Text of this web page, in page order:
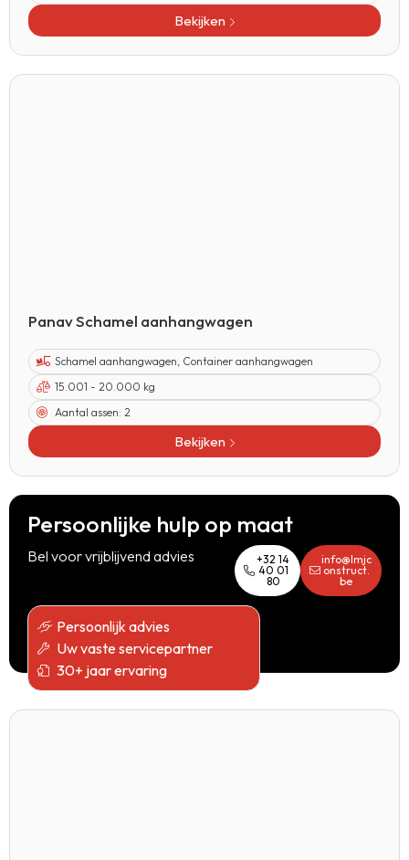
Bekijken
Panav Schamel aanhangwagen
Schamel aanhangwagen, Container aanhangwagen
15.001 - 20.000 kg
Aantal assen: 2
Bekijken
Persoonlijke hulp op maat
Bel voor vrijblijvend advies
+32 14
40 01
80
info@lmjc
onstruct.
be
Persoonlijk advies
Uw vaste servicepartner
30+ jaar ervaring